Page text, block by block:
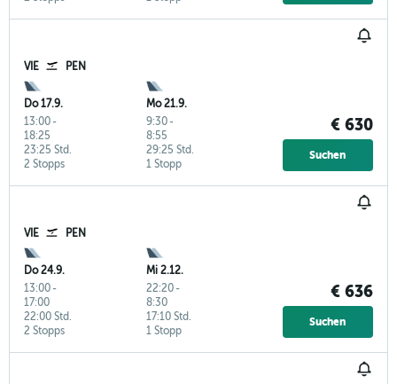
VIE PEN
Do 17.9.
13:00-
18:25
2 Stopps
23:25 Std.
Mo 21.9.
9:30-
8:55
1 Stopp
29:25 Std.
€ 630
Suchen
VIE PEN
Do 24.9.
13:00-
17:00
2 Stopps
22:00 Std.
Mi 2.12.
22:20-
8:30
1 Stopp
17:10 Std.
€ 636
Suchen